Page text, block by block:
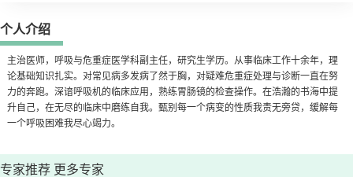
个人介绍
主治医师，呼吸与危重症医学科副主任，研究生学历。从事临床工作十余年，理
论基础知识扎实。对常见病多发病了然于胸，对疑难危重症处理与诊断一直在努
力的奔跑。深谙呼吸机的临床应用，熟练胃肠镜的检查操作。在浩瀚的书海中提
升自己，在无尽的临床中磨练自我。甄别每一个病变的性质我责无旁贷，缓解每
一个呼吸困难我尽心竭力。
专家推荐 更多专家